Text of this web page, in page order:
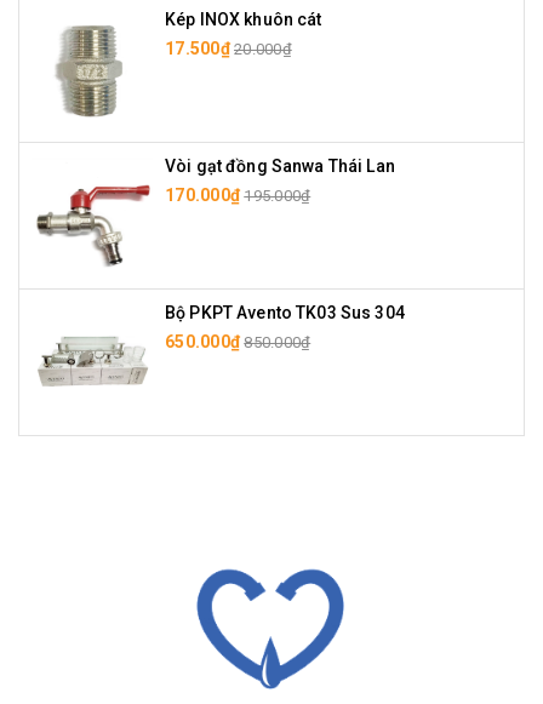
Kép INOX khuôn cát
17.500₫ 20.000₫
Vòi gạt đồng Sanwa Thái Lan
170.000₫ 195.000₫
Bộ PKPT Avento TK03 Sus 304
650.000₫ 850.000₫